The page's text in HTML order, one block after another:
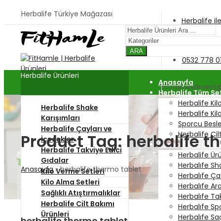
Herbalife Türkiye Mağazası
Herbalife
0532 778
ARA
Herbalife Ürünleri
Herbalife Shake
Karışımları
Herbalife Çayları ve
İçeçekler
Herbalife Takviye Edici
Gıdalar
Kilo Verme Setleri
Kilo Alma Setleri
Sağlıklı Atıştırmalıklar
Herbalife Cilt Bakımı
Ürünleri
Anasayfa
Herbalife Tüm
Herbalife
Herbalife
Sporcu
Herbalife Cilt
Herbalife Ürünleri
Herbalife
Herbalıfe
Herbalıfe
Herbalıfe
Herbalıfe
Herbalıfe
Herbalıfe
Product Tag: herbalife
Anasayfa»herbalife thermo tablet